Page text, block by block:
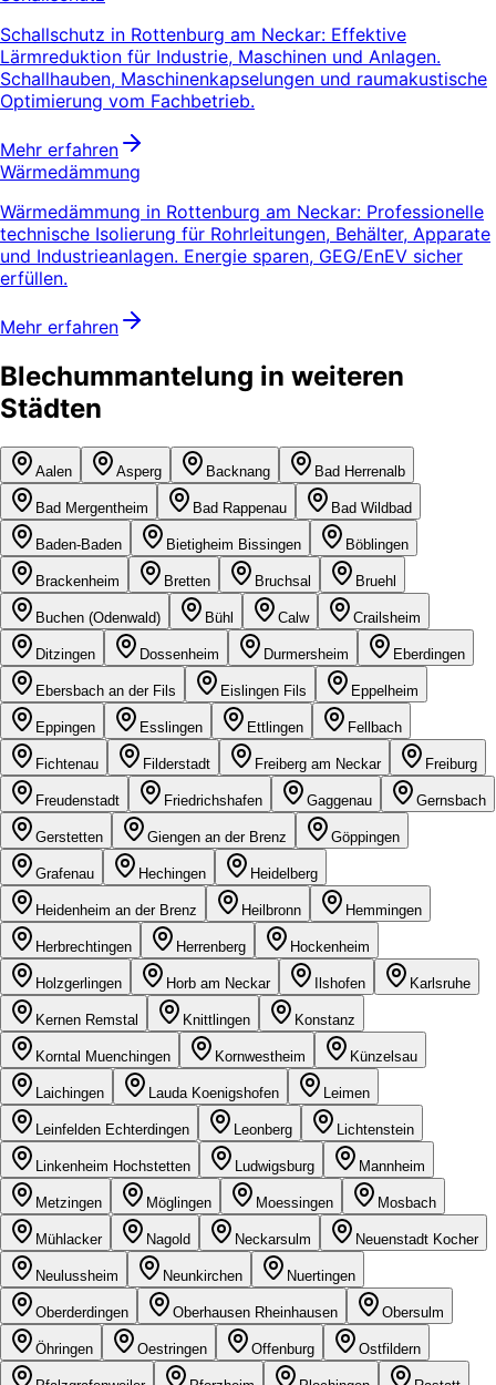
Schallschutz in Rottenburg am Neckar: Effektive
Lärmreduktion für Industrie, Maschinen und Anlagen.
Schallhauben, Maschinenkapselungen und raumakustische
Optimierung vom Fachbetrieb.
Mehr erfahren
Wärmedämmung
Wärmedämmung in Rottenburg am Neckar: Professionelle
technische Isolierung für Rohrleitungen, Behälter, Apparate
und Industrieanlagen. Energie sparen, GEG/EnEV sicher
erfüllen.
Mehr erfahren
Blechummantelung in weiteren
Städten
Aalen Asperg Backnang Bad Herrenalb
Bad Mergentheim Bad Rappenau Bad Wildbad
Baden-Baden Bietigheim Bissingen Böblingen
Brackenheim Bretten Bruchsal Bruehl
Buchen (Odenwald) Bühl Calw Crailsheim
Ditzingen Dossenheim Durmersheim Eberdingen
Ebersbach an der Fils Eislingen Fils Eppelheim
Eppingen Esslingen Ettlingen Fellbach
Fichtenau Filderstadt Freiberg am Neckar Freiburg
Freudenstadt Friedrichshafen Gaggenau Gernsbach
Gerstetten Giengen an der Brenz Göppingen
Grafenau Hechingen Heidelberg
Heidenheim an der Brenz Heilbronn Hemmingen
Herbrechtingen Herrenberg Hockenheim
Holzgerlingen Horb am Neckar Ilshofen Karlsruhe
Kernen Remstal Knittlingen Konstanz
Korntal Muenchingen Kornwestheim Künzelsau
Laichingen Lauda Koenigshofen Leimen
Leinfelden Echterdingen Leonberg Lichtenstein
Linkenheim Hochstetten Ludwigsburg Mannheim
Metzingen Möglingen Moessingen Mosbach
Mühlacker Nagold Neckarsulm Neuenstadt Kocher
Neulussheim Neunkirchen Nuertingen
Oberderdingen Oberhausen Rheinhausen Obersulm
Öhringen Oestringen Offenburg Ostfildern